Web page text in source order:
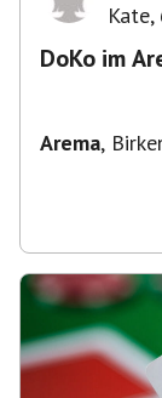
Kate,
DoKo im
Arema,